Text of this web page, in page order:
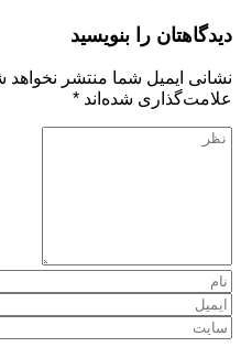
دیدگاهتان را بنویسید
نشانی ایمیل شما منتشر نخواهد
علامت‌گذاری شده‌اند *